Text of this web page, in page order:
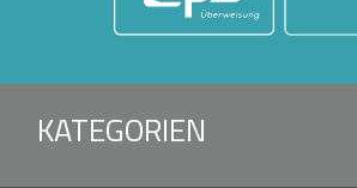
KATEGORIEN